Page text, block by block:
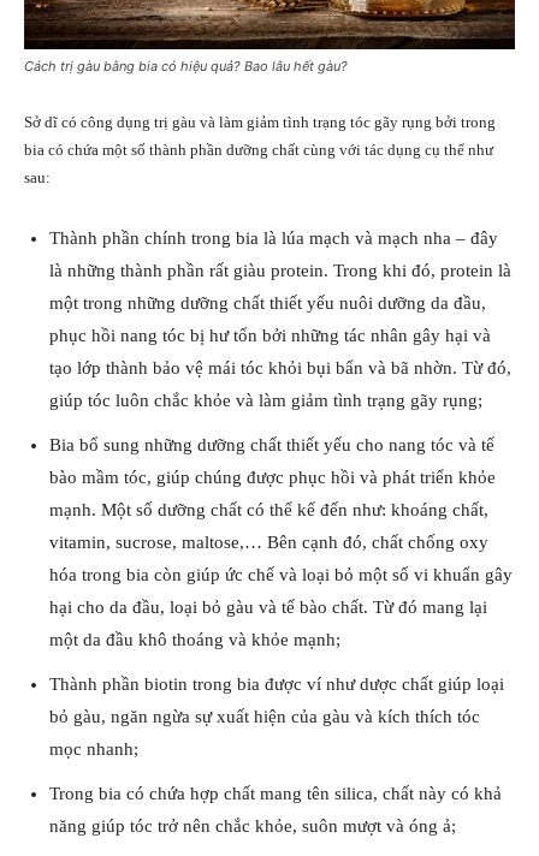
Cách trị gàu bằng bia có hiệu quả? Bao lâu hết gàu?
Sở dĩ có công dụng trị gàu và làm giảm tình trạng tóc gãy rụng bởi trong
bia có chứa một số thành phần dưỡng chất cùng với tác dụng cụ thể như
sau:
Thành phần chính trong bia là lúa mạch và mạch nha – đây
là những thành phần rất giàu protein. Trong khi đó, protein là
một trong những dưỡng chất thiết yếu nuôi dưỡng da đầu,
phục hồi nang tóc bị hư tổn bởi những tác nhân gây hại và
tạo lớp thành bảo vệ mái tóc khỏi bụi bẩn và bã nhờn. Từ đó,
giúp tóc luôn chắc khỏe và làm giảm tình trạng gãy rụng;
Bia bổ sung những dưỡng chất thiết yếu cho nang tóc và tế
bào mầm tóc, giúp chúng được phục hồi và phát triển khỏe
mạnh. Một số dưỡng chất có thể kể đến như: khoáng chất,
vitamin, sucrose, maltose,… Bên cạnh đó, chất chống oxy
hóa trong bia còn giúp ức chế và loại bỏ một số vi khuẩn gây
hại cho da đầu, loại bỏ gàu và tế bào chất. Từ đó mang lại
một da đầu khô thoáng và khỏe mạnh;
Thành phần biotin trong bia được ví như dược chất giúp loại
bỏ gàu, ngăn ngừa sự xuất hiện của gàu và kích thích tóc
mọc nhanh;
Trong bia có chứa hợp chất mang tên silica, chất này có khả
năng giúp tóc trở nên chắc khỏe, suôn mượt và óng ả;